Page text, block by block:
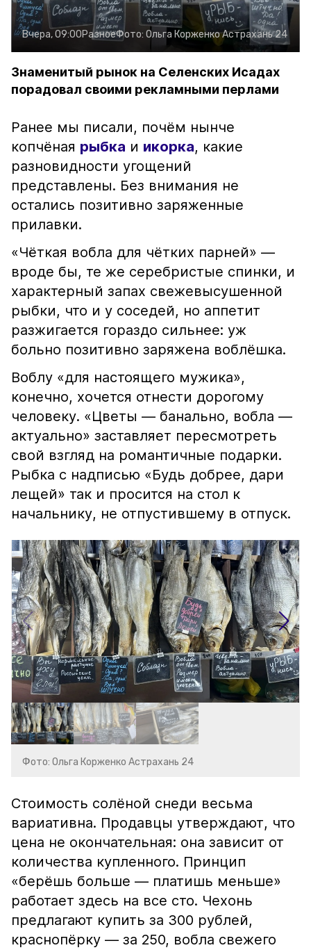
Вчера, 09:00РазноеФото: Ольга КорженкоАстрахань 24
Знаменитый рынок на Селенских Исадах
порадовал своими рекламными перлами
Ранее мы писали, почём нынче
копчёная рыбка и икорка, какие
разновидности угощений
представлены. Без внимания не
остались позитивно заряженные
прилавки.
«Чёткая вобла для чётких парней» —
вроде бы, те же серебристые спинки, и
характерный запах свежевысушенной
рыбки, что и у соседей, но аппетит
разжигается гораздо сильнее: уж
больно позитивно заряжена воблёшка.
Воблу «для настоящего мужика»,
конечно, хочется отнести дорогому
человеку. «Цветы — банально, вобла —
актуально» заставляет пересмотреть
свой взгляд на романтичные подарки.
Рыбка с надписью «Будь добрее, дари
лещей» так и просится на стол к
начальнику, не отпустившему в отпуск.
Фото: Ольга Корженко Астрахань 24
Стоимость солёной снеди весьма
вариативна. Продавцы утверждают, что
цена не окончательная: она зависит от
количества купленного. Принцип
«берёшь больше — платишь меньше»
работает здесь на все сто. Чехонь
предлагают купить за 300 рублей,
краснопёрку — за 250, вобла свежего